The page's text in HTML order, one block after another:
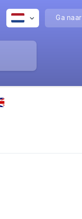
Ga